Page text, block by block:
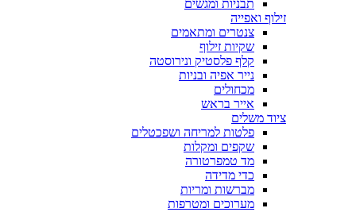
תבניות ומגשים
זילוף ואפייה
צנטרים ומתאמים
שקיות זילוף
קלף פלסטיק ונירוסטה
נייר אפיה ובניות
מכחולים
אייר בראש
ציוד משלים
פלטות למריחה ושפכטלים
שקפים ומקלות
מד טמפרטורה
כדי מדידה
מברשות ומריות
מערוכים ומטרפות